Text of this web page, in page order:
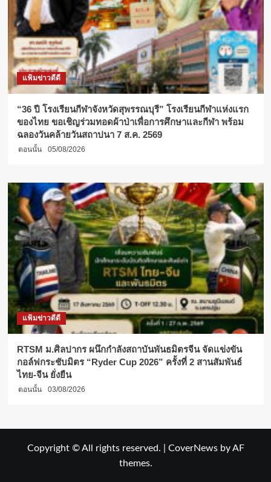
แฟ้มข่าวดีดี
“36 ปี โรงเรียนกีฬาจังหวัดสุพรรณบุรี” โรงเรียนกีฬาแห่งแรก
ของไทย ขอเชิญร่วมทอดผ้าป่าเพื่อการศึกษาและกีฬา พร้อม
ฉลองวันคล้ายวันสถาปนา 7 ส.ค. 2569
ตอนนั้น 05/08/2026
แฟ้มข่าวดีดี
RTSM ม.ศิลปากร ผนึกกำลังสถาบันพันธมิตรจีน จัดแข่งขัน
กอล์ฟกระชับมิตร “Ryder Cup 2026” ครั้งที่ 2 สานสัมพันธ์
ไทย-จีน ยั่งยืน
ตอนนั้น 03/08/2026
Copyright © All rights reserved. CoverNewsby AF
themes.